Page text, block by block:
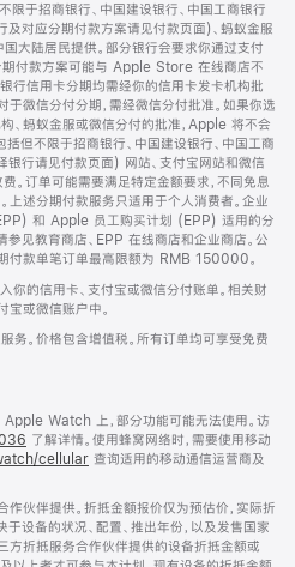
于招商银行、中国建设银行、中国工商银行
及对应分期付款方案请见付款页面)、蚂蚁金服
大陆居民提供。部分银行会要求你通过支付
付款方案可能与 Apple Store 在线商店不
行信用卡分期均需经你的信用卡发卡机构批
于微信分付分期，需经微信分付批准。如果你选
、蚂蚁金服或微信分付的批准，Apple 将不会
但不限于招商银行、中国建设银行、中国工商
银行请见付款页面) 网站、支付宝网站和微信
。订单可能需要满足特定金额要求，不同免息
上述分期付款服务只适用于个人消费者。企业
和 Apple 员工购买计划 (EPP) 适用的分
参见教育商店、EPP 在线商店和企业商店。公
付款单笔订单最高限额为 RMB 150000。
你的信用卡、支付宝或微信分付账单。相关财
宝或微信账户中。
务。价格包含增值税。所有订单均可享受免费
Watch 上，部分功能可能无法使用。访
(在
新
中
打
开)
了解详情。使用蜂窝网络时，需要使用移动
cellular 查询适用的移动通信运营商及
伙伴提供。折抵金额报价仅为预估价，实际折
设备的状况、配置、推出年份，以及发售国家
方折抵服务合作伙伴提供的设备折抵金额或